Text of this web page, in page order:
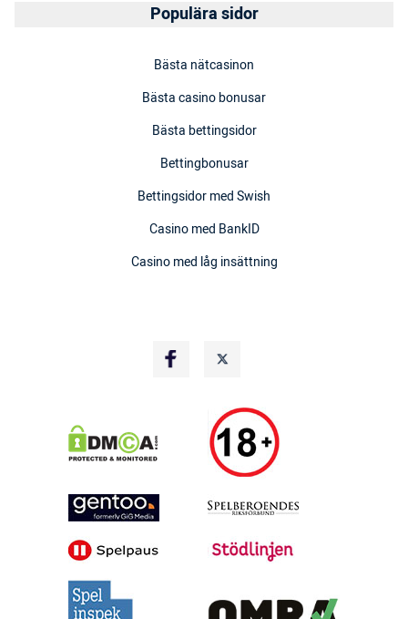
Populära sidor
Bästa nätcasinon
Bästa casino bonusar
Bästa bettingsidor
Bettingbonusar
Bettingsidor med Swish
Casino med BankID
Casino med låg insättning